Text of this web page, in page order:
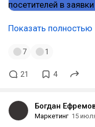
Показать полностью
7 1
21 4
Богдан
Маркетинг 15